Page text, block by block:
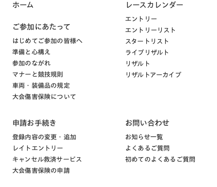
ホーム
ご参加にあたって
はじめてご参加の皆様へ
準備と心構え
参加のながれ
マナーと競技規則
車両・装備品の規定
大会傷害保険について
レースカレンダー
エントリー
エントリーリスト
スタートリスト
ライブリザルト
リザルト
リザルトアーカイブ
申請お手続き
登録内容の変更・追加
レイトエントリー
キャンセル救済サービス
大会傷害保険の申請
お問い合わせ
お知らせ一覧
よくあるご質問
初めてのよくあるご質問